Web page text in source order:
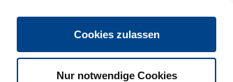
Cookies zulassen
Nur notwendige Cookies